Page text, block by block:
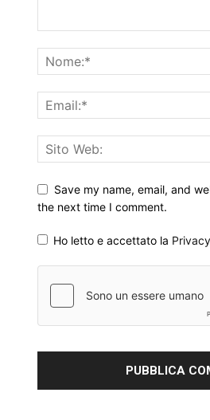
Save my name, email, and
the next time I comment.
Ho letto e accettato la